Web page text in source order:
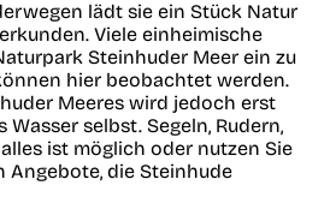
lädt sie ein Stück Natur
Viele einheimische
Steinhuder Meer ein zu
hier beobachtet werden.
Meeres wird jedoch erst
selbst. Segeln, Rudern,
ist möglich oder nutzen Sie
die Steinhude